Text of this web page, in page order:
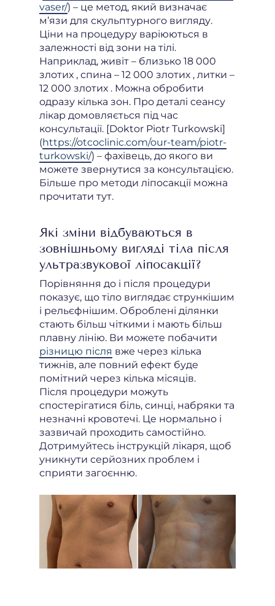
vaser/) – це метод, який визначає
м’язи для скульптурного вигляду.
Ціни на процедуру варіюються в
залежності від зони на тілі.
Наприклад, живіт – близько 18 000
злотих , спина – 12 000 злотих , литки –
12 000 злотих . Можна обробити
одразу кілька зон. Про деталі сеансу
лікар домовляється під час
консультації. [Doktor Piotr Turkowski]
(https://otcoclinic.com/our-team/piotr-
turkowski/) – фахівець, до якого ви
можете звернутися за консультацією.
Більше про методи ліпосакції можна
прочитати тут.
Які зміни відбуваються в
зовнішньому вигляді тіла після
ультразвукової ліпосакції?
Порівняння до і після процедури
показує, що тіло виглядає стрункішим
і рельєфнішим. Оброблені ділянки
стають більш чіткими і мають більш
плавну лінію. Ви можете побачити
різницю після вже через кілька
тижнів, але повний ефект буде
помітний через кілька місяців.
Після процедури можуть
спостерігатися біль, синці, набряки та
незначні кровотечі. Це нормально і
зазвичай проходить самостійно.
Дотримуйтесь інструкцій лікаря, щоб
уникнути серйозних проблем і
сприяти загоєнню.